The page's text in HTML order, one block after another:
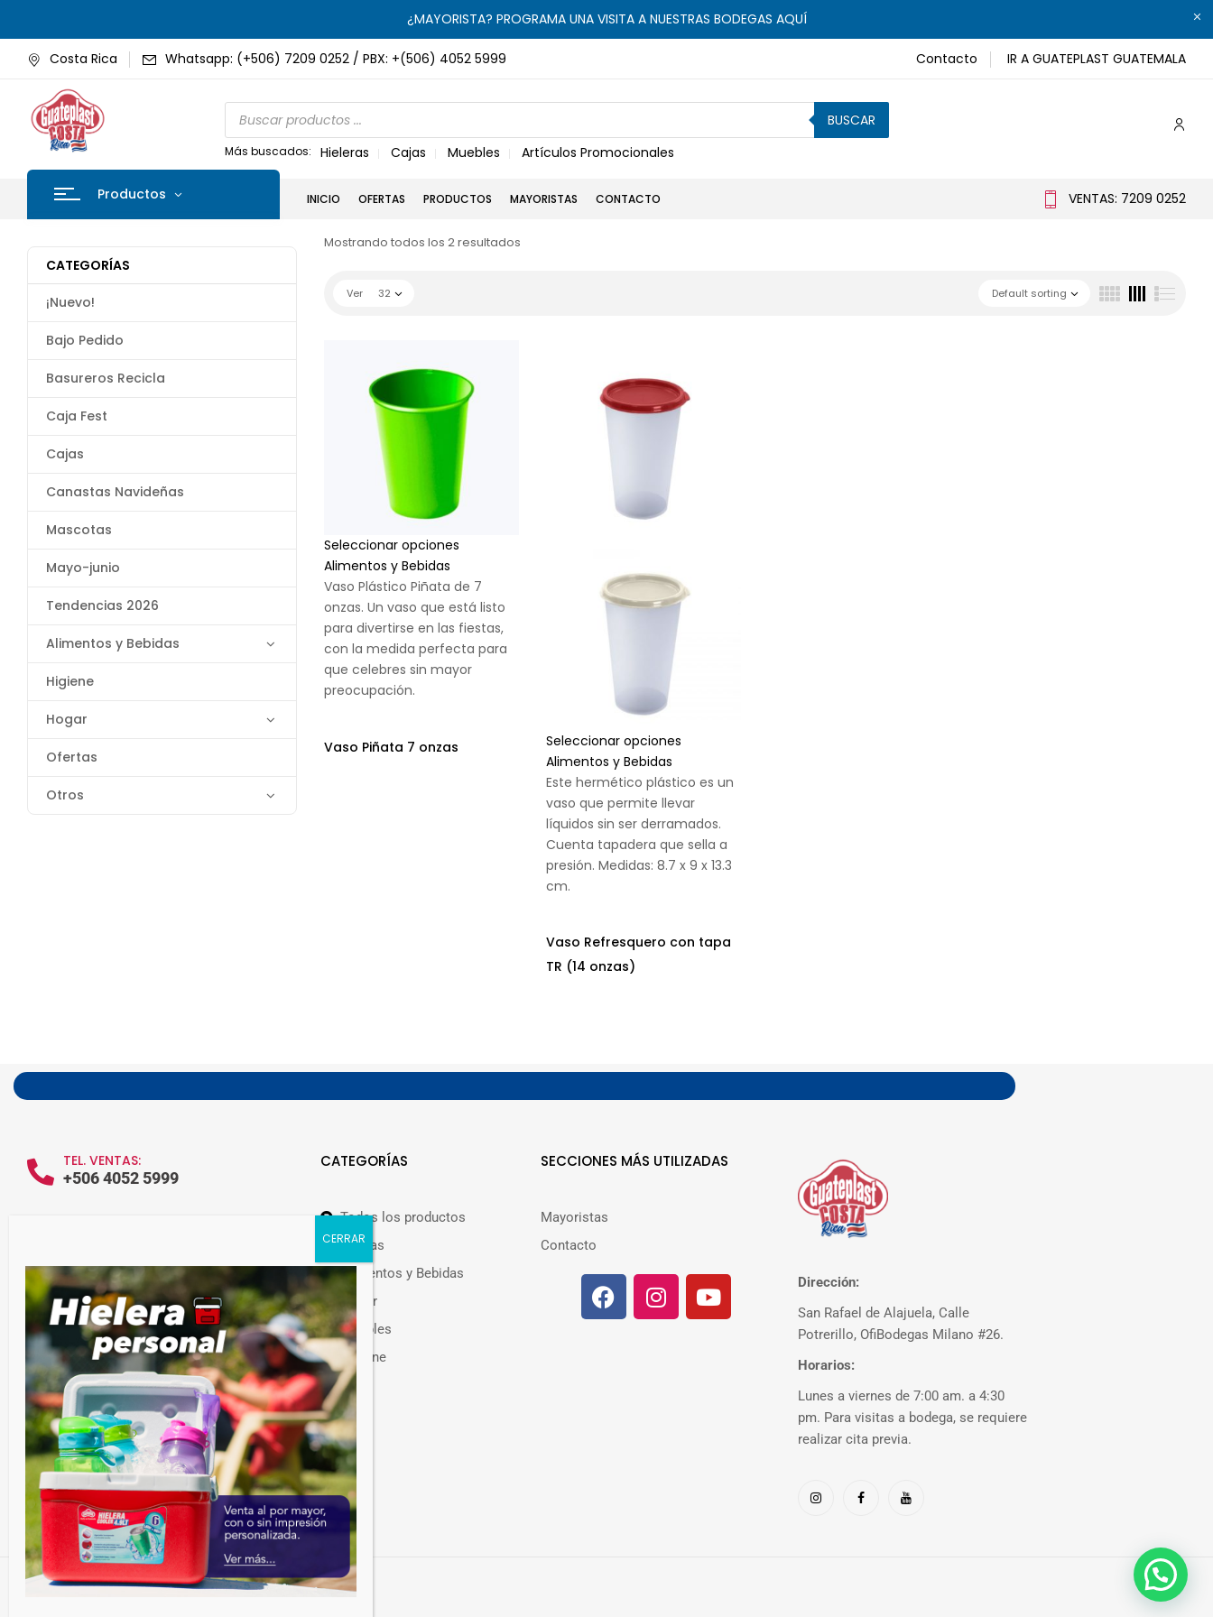
¿MAYORISTA? PROGRAMA UNA VISITA A NUESTRAS BODEGAS AQUÍ
Costa Rica Whatsapp: (+506) 7209 0252 / PBX: +(506) 4052 5999 Contacto IR A GUATEPLAST GUATEMALA
BUSCAR
Más buscados: Hieleras Cajas Muebles Artículos Promocionales
Productos INICIO OFERTAS PRODUCTOS MAYORISTAS CONTACTO VENTAS: 7209 0252
CATEGORÍAS
¡Nuevo!
Bajo Pedido
Basureros Recicla
Caja Fest
Cajas
Canastas Navideñas
Mascotas
Mayo-junio
Tendencias 2026
Alimentos y Bebidas
Higiene
Hogar
Ofertas
Otros
Mostrando todos los 2 resultados
Default sorting
Ver 32
Seleccionar opciones
Alimentos y Bebidas
Vaso Plástico Piñata de 7
onzas. Un vaso que está listo
para divertirse en las fiestas,
con la medida perfecta para
que celebres sin mayor
preocupación.
Vaso Piñata 7 onzas
Seleccionar opciones
Alimentos y Bebidas
Este hermético plástico es un
vaso que permite llevar
líquidos sin ser derramados.
Cuenta tapadera que sella a
presión. Medidas: 8.7 x 9 x 13.3
cm.
Vaso Refresquero con tapa
TR (14 onzas)
TEL. VENTAS:
+506 4052 5999
Guateplast Costa Rica.
Fabricante y distribuidor de productos
plásticos.
Venta de productos plásticos por mayor en
Costa Rica. Más de 300 productos
disponibles.
CATEGORÍAS
Todos los productos
Ofertas
Alimentos y Bebidas
Hogar
Muebles
Higiene
Otros
SECCIONES MÁS UTILIZADAS
Mayoristas
Contacto
Dirección:
San Rafael de Alajuela, Calle
Potrerillo, OfiBodegas Milano #26.
Horarios:
Lunes a viernes de 7:00 am. a 4:30
pm. Para visitas a bodega, se requiere
realizar cita previa.
© Guateplast, S.A. – Guatemala C.A. – 2024